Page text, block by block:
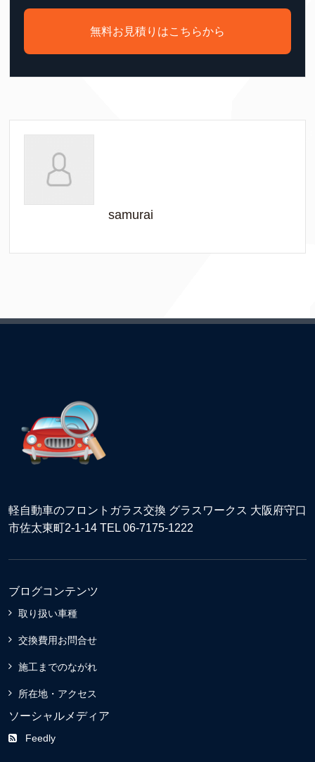
無料お見積りはこちらから
samurai
軽自動車のフロントガラス交換 グラスワークス 大阪府守口
市佐太東町2-1-14 TEL 06-7175-1222
ブログコンテンツ
取り扱い車種
交換費用お問合せ
施工までのながれ
所在地・アクセス
ソーシャルメディア
Feedly